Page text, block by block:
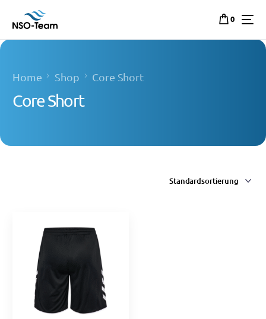
0
Home Shop Core Short
Core Short